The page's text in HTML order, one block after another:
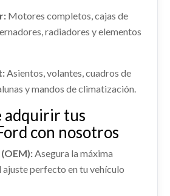
TRASERA IZQUIERDA...
2099461
Consultar
IZQUIERDO
IZQUIERDO... usado.
2.0 TDCI
OEM: CV4JS286D03AD
DERECHA
2.0 TDCI
usado.
2.0 TDCI
shopping_cart
TRASERO DERECHO
TRASERO DERECHO usado.
Motores completos, cajas de
radiadores y elementos
Asientos, volantes, cuadros de
y mandos de climatización.
adquirir tus
con nosotros
Asegura la máxima
perfecto en tu vehículo